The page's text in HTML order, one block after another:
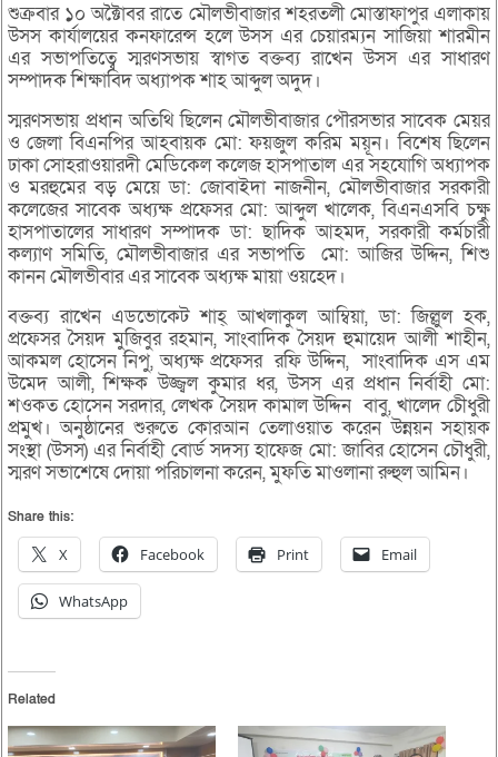
শুক্রবার ১০ অক্টৈাবর রাতে মৌলভীবাজার শহরতলী মোস্তাফাপুর এলাকায়
উসস কার্যালয়ের কনফারেন্স হলে উসস এর চেয়ারম্যন সাজিয়া শারমীন
এর সভাপতিত্বে স্মরণসভায় স্বাগত বক্তব্য রাখেন উসস এর সাধারণ
সম্পাদক শিক্ষাবিদ অধ্যাপক শাহ আব্দুল অদুদ।
স্মরণসভায় প্রধান অতিথি ছিলেন মৌলভীবাজার পৌরসভার সাবেক মেয়র
ও জেলা বিএনপির আহবায়ক মো: ফয়জুল করিম ময়ূন। বিশেষ ছিলেন
ঢাকা সোহরাওয়ারদী মেডিকেল কলেজ হাসপাতাল এর সহযোগি অধ্যাপক
ও মরহুমের বড় মেয়ে ডা: জোবাইদা নাজনীন, মৌলভীবাজার সরকারী
কলেজের সাবেক অধ্যক্ষ প্রফেসর মো: আব্দুল খালেক, বিএনএসবি চক্ষু
হাসপাতালের সাধারণ সম্পাদক ডা: ছাদিক আহমদ, সরকারী কর্মচারী
কল্যাণ সমিতি, মৌলভীবাজার এর সভাপতি মো: আজির উদ্দিন, শিশু
কানন মৌলভীবার এর সাবেক অধ্যক্ষ মায়া ওয়হেদ।
বক্তব্য রাখেন এডভোকেট শাহ্ আখলাকুল আম্বিয়া, ডা: জিল্লুল হক,
প্রফেসর সৈয়দ মুজিবুর রহমান, সাংবাদিক সৈয়দ হুমায়েদ আলী শাহীন,
আকমল হোসেন নিপু, অধ্যক্ষ প্রফেসর রফি উদ্দিন, সাংবাদিক এস এম
উমেদ আলী, শিক্ষক উজ্জ্বল কুমার ধর, উসস এর প্রধান নির্বাহী মো:
শওকত হোসেন সরদার, লেখক সৈয়দ কামাল উদ্দিন বাবু, খালেদ চেীধুরী
প্রমুখ। অনুষ্ঠানের শুরুতে কোরআন তেলাওয়াত করেন উন্নয়ন সহায়ক
সংস্থা (উসস) এর নির্বাহী বোর্ড সদস্য হাফেজ মো: জাবির হোসেন চৌধুরী,
স্মরণ সভাশেষে দোয়া পরিচালনা করেন, মুফতি মাওলানা রুহুল আমিন।
Share this:
X Facebook Print Email
WhatsApp
Related